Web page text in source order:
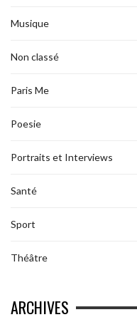
Musique
Non classé
Paris Me
Poesie
Portraits et Interviews
Santé
Sport
Théâtre
ARCHIVES